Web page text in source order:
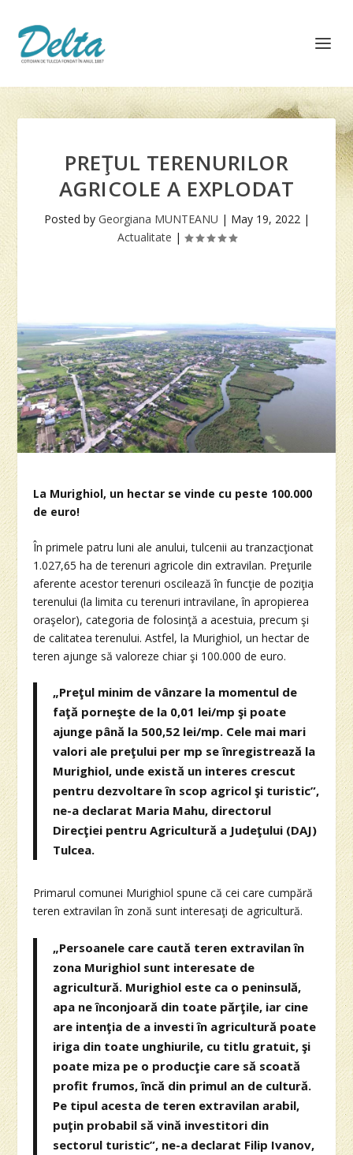
PREŢUL TERENURILOR
AGRICOLE A EXPLODAT
Posted by Georgiana MUNTEANU | May 19, 2022|
Actualitate |
La Murighiol, un hectar se vinde cu peste 100.000
de euro!
În primele patru luni ale anului, tulcenii au tranzacţionat
1.027,65 ha de terenuri agricole din extravilan. Preţurile
aferente acestor terenuri oscilează în funcţie de poziţia
terenului (la limita cu terenuri intravilane, în apropierea
oraşelor), categoria de folosinţă a acestuia, precum şi
de calitatea terenului. Astfel, la Murighiol, un hectar de
teren ajunge să valoreze chiar şi 100.000 de euro.
„Preţul minim de vânzare la momentul de
faţă porneşte de la 0,01 lei/mp şi poate
ajunge până la 500,52 lei/mp. Cele mai mari
valori ale preţului per mp se înregistrează la
Murighiol, unde există un interes crescut
pentru dezvoltare în scop agricol şi turistic”,
ne-a declarat Maria Mahu, directorul
Direcţiei pentru Agricultură a Judeţului (DAJ)
Tulcea.
Primarul comunei Murighiol spune că cei care cumpără
teren extravilan în zonă sunt interesaţi de agricultură.
„Persoanele care caută teren extravilan în
zona Murighiol sunt interesate de
agricultură. Murighiol este ca o peninsulă,
apa ne înconjoară din toate părţile, iar cine
are intenţia de a investi în agricultură poate
iriga din toate unghiurile, cu titlu gratuit, şi
poate miza pe o producţie care să scoată
profit frumos, încă din primul an de cultură.
Pe tipul acesta de teren extravilan arabil,
puţin probabil să vină investitori din
sectorul turistic”, ne-a declarat Filip Ivanov,